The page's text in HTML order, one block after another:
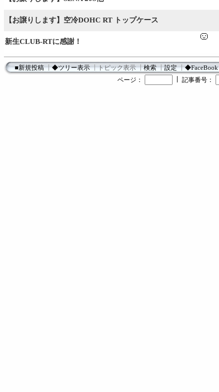
【お譲りします】空冷DOHC RT トップケース
新生CLUB-RTに感謝！
■新規投稿┃◆ツリー表示┃トピック表示┃検索┃設定┃◆FaceBook
ページ：
記事番号：